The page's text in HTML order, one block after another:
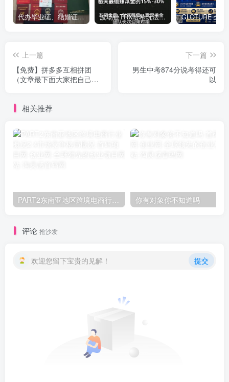
代办毕业证、结婚证、房产证、不动产权证书、离婚证、中专/大专/高中 ​波场链TRX哈希玩法深度解析：低门槛也能实现稳定回报的新思路
上一篇
【免费】拼多多互相拼团
（文章最下面大家把自己联
下一篇
男生中考874分说考得还可
以
相关推荐
PART2东南亚地区跨境电商行业概况2.4市场竞争格局概况 你有对象你不知道吗
评论 抢沙发
欢迎您留下宝贵的见解！ 提交